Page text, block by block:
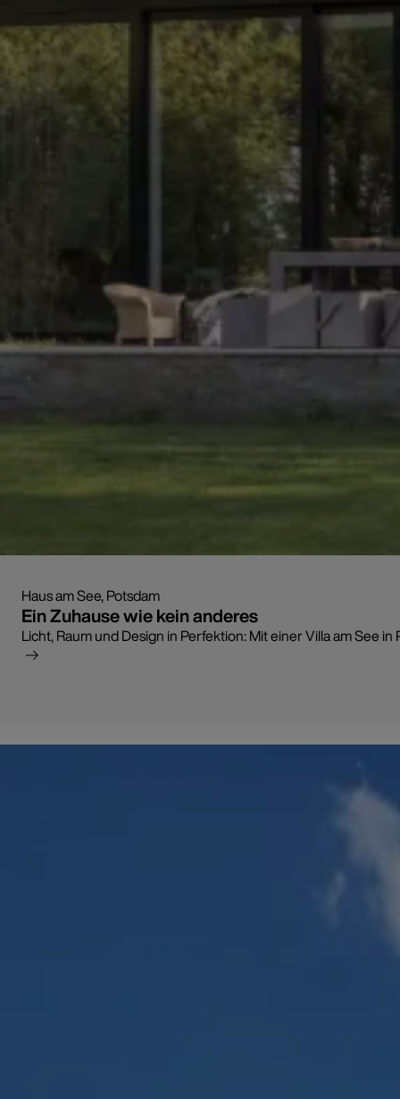
Haus am See, Potsdam
Ein Zuhause wie kein anderes
Licht, Raum und Design in Perfektion: Mit einer Villa am See